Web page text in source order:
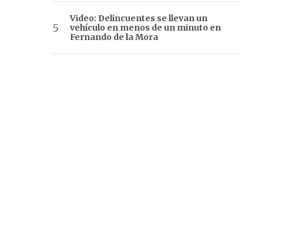
Video: Delincuentes se llevan un
vehículo en menos de un minuto en
Fernando de la Mora